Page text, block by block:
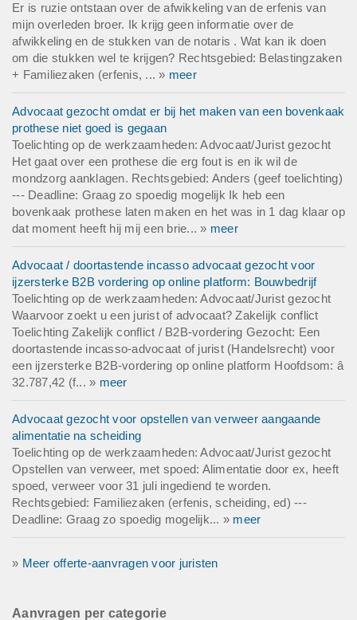
Er is ruzie ontstaan over de afwikkeling van de erfenis van
mijn overleden broer. Ik krijg geen informatie over de
afwikkeling en de stukken van de notaris . Wat kan ik doen
om die stukken wel te krijgen? Rechtsgebied: Belastingzaken
+ Familiezaken (erfenis, ... » meer
Advocaat gezocht omdat er bij het maken van een bovenkaak
prothese niet goed is gegaan
Toelichting op de werkzaamheden: Advocaat/Jurist gezocht
Het gaat over een prothese die erg fout is en ik wil de
mondzorg aanklagen. Rechtsgebied: Anders (geef toelichting)
--- Deadline: Graag zo spoedig mogelijk Ik heb een
bovenkaak prothese laten maken en het was in 1 dag klaar op
dat moment heeft hij mij een brie... » meer
Advocaat / doortastende incasso advocaat gezocht voor
ijzersterke B2B vordering op online platform: Bouwbedrijf
Toelichting op de werkzaamheden: Advocaat/Jurist gezocht
Waarvoor zoekt u een jurist of advocaat? Zakelijk conflict
Toelichting Zakelijk conflict / B2B-vordering Gezocht: Een
doortastende incasso-advocaat of jurist (Handelsrecht) voor
een ijzersterke B2B-vordering op online platform Hoofdsom: â
32.787,42 (f... » meer
Advocaat gezocht voor opstellen van verweer aangaande
alimentatie na scheiding
Toelichting op de werkzaamheden: Advocaat/Jurist gezocht
Opstellen van verweer, met spoed: Alimentatie door ex, heeft
spoed, verweer voor 31 juli ingediend te worden.
Rechtsgebied: Familiezaken (erfenis, scheiding, ed) ---
Deadline: Graag zo spoedig mogelijk... » meer
» Meer offerte-aanvragen voor juristen
Aanvragen per categorie